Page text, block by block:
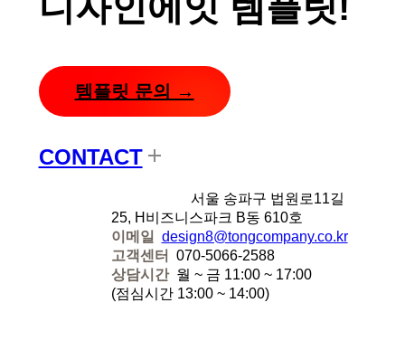
템플릿 문의 →
CONTACT
서울 송파구 법원로11길
25, H비즈니스파크 B동 610호
이메일
design8@tongcompany.co.kr
고객센터
070-5066-2588
상담시간 월 ~ 금 11:00 ~ 17:00
(점심시간 13:00 ~ 14:00)